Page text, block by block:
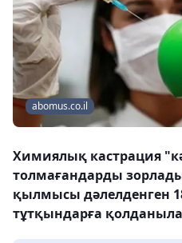
abomus.co.il
Химиялық кастрация
толмағандарды
қылмысы дәлелденген
тұтқындарға